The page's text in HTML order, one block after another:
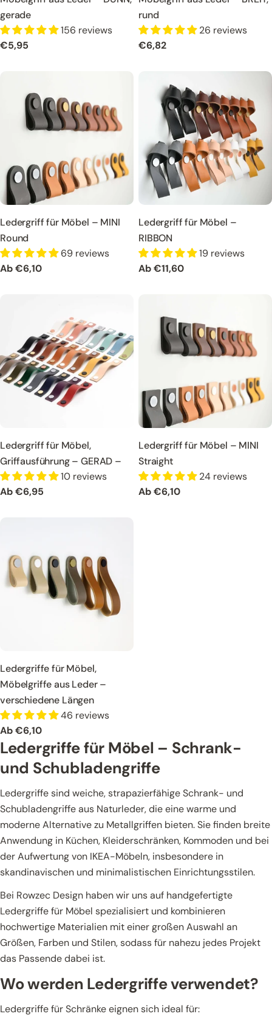
gerade
156 reviews
Regulärer
€5,95
rund
26 reviews
Regulärer
€6,82
Ledergriff für Möbel – MINI
Round
69 reviews
Regulärer
Ab €6,10
Ledergriff für Möbel –
RIBBON
19 reviews
Regulärer
Ab €11,60
Ledergriff für Möbel,
Griffausführung – GERAD –
10 reviews
Regulärer
Ab €6,95
Ledergriff für Möbel – MINI
Straight
24 reviews
Regulärer
Ab €6,10
Ledergriffe für Möbel,
Möbelgriffe aus Leder –
verschiedene Längen
46 reviews
Regulärer
Preis
Ab €6,10
Ledergriffe für Möbel – Schrank-
und Schubladengriffe
Ledergriffe sind weiche, strapazierfähige Schrank- und
Schubladengriffe aus Naturleder, die eine warme und
moderne Alternative zu Metallgriffen bieten. Sie finden breite
Anwendung in Küchen, Kleiderschränken, Kommoden und bei
der Aufwertung von IKEA-Möbeln, insbesondere in
skandinavischen und minimalistischen Einrichtungsstilen.
Bei Rowzec Design haben wir uns auf handgefertigte
Ledergriffe für Möbel spezialisiert und kombinieren
hochwertige Materialien mit einer großen Auswahl an
Größen, Farben und Stilen, sodass für nahezu jedes Projekt
das Passende dabei ist.
Wo werden Ledergriffe verwendet?
Ledergriffe für Schränke eignen sich ideal für: